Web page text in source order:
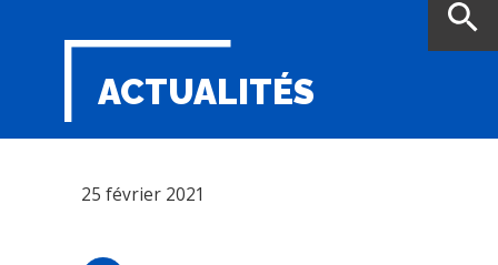
ACTUALITÉS
25 février 2021